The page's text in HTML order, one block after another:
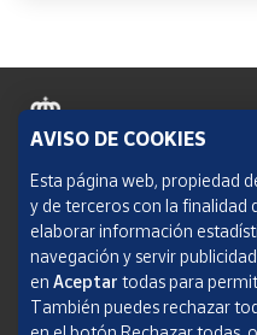
Política de cookies
Aviso legal
Condiciones del servicio
Política de Privacidad Web
AVISO DE COOKIES
Esta página web, propiedad
y de terceros con la finalidad
elaborar información
navegación y servir
en Aceptar todas para
También puedes rechazar